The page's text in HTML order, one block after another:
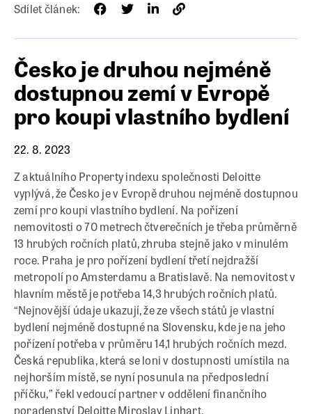
Sdílet článek:
Česko je druhou nejméně
dostupnou zemí v Evropě
pro koupi vlastního bydlení
22. 8. 2023
Z aktuálního Property indexu společnosti Deloitte
vyplývá, že Česko je v Evropě druhou nejméně dostupnou
zemí pro koupi vlastního bydlení. Na pořízení
nemovitosti o 70 metrech čtverečních je třeba průměrně
13 hrubých ročních platů, zhruba stejně jako v minulém
roce. Praha je pro pořízení bydlení třetí nejdražší
metropolí po Amsterdamu a Bratislavě. Na nemovitost v
hlavním městě je potřeba 14,3 hrubých ročních platů.
“Nejnovější údaje ukazují, že ze všech států je vlastní
bydlení nejméně dostupné na Slovensku, kde je na jeho
pořízení potřeba v průměru 14,1 hrubých ročních mezd.
Česká republika, která se loni v dostupnosti umístila na
nejhorším místě, se nyní posunula na předposlední
příčku,” řekl vedoucí partner v oddělení finančního
poradenství Deloitte Miroslav Linhart.